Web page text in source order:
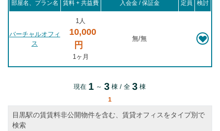
座 徒歩19分, 品川 徒歩19分, 戸越 徒歩20分
部屋名、プラン名 賃料 + 共益費 入会金 / 保証金 定員 検討
バーチャルオフィ
ス
1人
10,000
円
1ヶ月
無/無
現在 1 ～3 棟 / 全3 棟
1
目黒駅の賃賃料非公開物件を含む、賃貸オフィスをタイプ別で
検索